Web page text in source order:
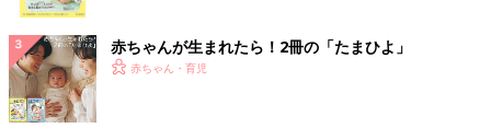
赤ちゃんが生まれたら！2冊の「たまひよ」
赤ちゃん・育児